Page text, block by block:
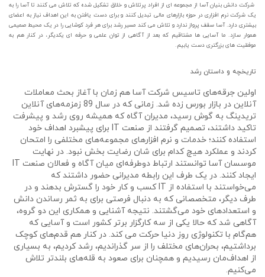
شرکت دانش بنیان آسا از مجموعه ای از افراد پرتلاش و خلاق تشکیل شده که تلاش می کنند تا آسا را به
یک شرکت نرم افزاری در حوزه بازارهای مالی تبدیل کنند و برای دست یافتن به این اهداف نیاز به اعضای
بیشتری دارد. آسا سقف پرواز ندارد و تلاش می کند مسیر رشد برای هر فرد کوشایی را در یک محیط صمیمی
هموار سازد. ما آسایی ها مشتاقیم که بعد از آگاهی از توان علمی و حرفه ای یکدیگر، در کنار هم به
موفقیت های بزرگتری دست یابیم.
تاریخچه و داستان رشد
اولین جرقه‌های تاسیس شرکت آسا هم زمان با آغاز بحث معاملات
آنلاین در بازار بورس زده شد. زمانی که در سال 89 زمزمه‌های آنلاین
تریدینگ به گوش رسید، مدیران آگاه که همیشه روی رشد و پیشرفت
تاکید داشتند، تصمیم گرفتند از صنعت IT برای پیشبرد اهداف خود
استفاده کنند؛ خدمات و نرم‌ افزارهای مجموعه‌های مختلفی را امتحان
کردند و عملکرد هیچ کدام برای شان رضایت بخش نبود. در نهایت
موسسان آسا توانستند ارتباط دوطرفه‌ای میان آگاه و فعالان صنعت IT
ایجاد کنند. در یک طرف این رابطه مدیرانی حضور داشتند که
می‌خواستند با استفاده از IT کسب و کار خود را گسترش بدهند و در
طرف دیگر، متخصصانی که به دنبال فرصتی برای به ثمر رساندن دانش
و استعدادهای خود می‌گشتند. نتیجه آشنایی و همکاری این دو گروه،
آگاهی شد که حالا یکی از سه کارگزار برتر کشور است و آسایی که
هم‌گام با تکنولوژی روز دنیا حرکت می کند. در کنار هم قدم‌های کوچک
برداشتیم، بحران‌های مختلف را از سر گذراندیم، رشد کردیم، به بسیاری
از اهداف‌‌مان رسیدیم و همچنان برای صعود به قله‌های بلندتر تلاش
می‌کنیم.